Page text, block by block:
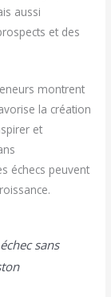
aussi
et des
montrent
la création
et
échecs peuvent
sans